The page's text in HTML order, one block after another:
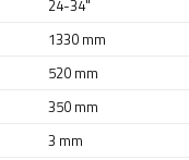
24-34"
1330 mm
520 mm
350 mm
3 mm